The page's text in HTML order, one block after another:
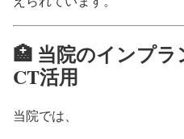
🏥 当院のインプ
CT活用
当院では、